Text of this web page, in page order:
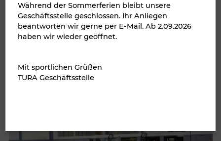
Während der Sommerferien bleibt unsere
Geschäftsstelle geschlossen. Ihr Anliegen
beantworten wir gerne per E-Mail. Ab 2.09.2026
haben wir wieder geöffnet.
Mit sportlichen Grüßen
TURA Geschäftsstelle